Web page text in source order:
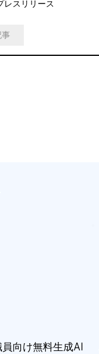
レスリリース
事
向け無料生成AI